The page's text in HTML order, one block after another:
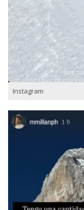
Instagram